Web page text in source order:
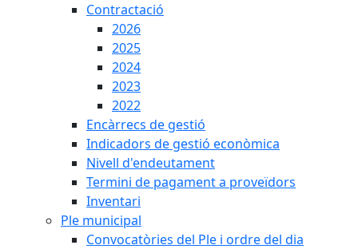
Contractació
2026
2025
2024
2023
2022
Encàrrecs de gestió
Indicadors de gestió econòmica
Nivell d'endeutament
Termini de pagament a proveïdors
Inventari
Ple municipal
Convocatòries del Ple i ordre del dia